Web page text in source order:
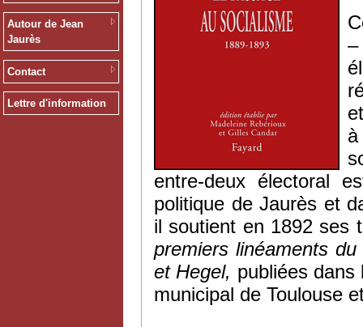
Autour de Jean
Jaurès
Contact
Lettre d'information
à
entre-deux électoral
politique de Jaurès et
il soutient en 1892 ses
premiers linéaments
et Hegel, publiées
municipal de Toulouse